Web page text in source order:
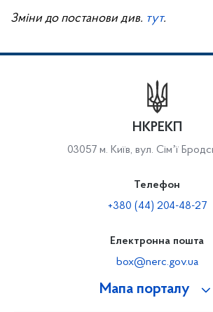
Зміни до постанови див. тут.
Мапа порталу
НКРЕКП
03057 м. Київ, вул. Сімʼї
Телефон
+380 (44) 204-48-27
Електронна пошта
box@nerc.gov.ua